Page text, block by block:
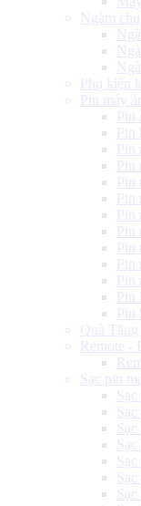
Ngàm
Phụ kiện
Pin máy
Pin
Pin
Pin
Pin
Pin
Pin
Pin
Pin
Pin
Pin
Pin
Pin
Pin
Quà Tặng
Remote -
Sạc pin